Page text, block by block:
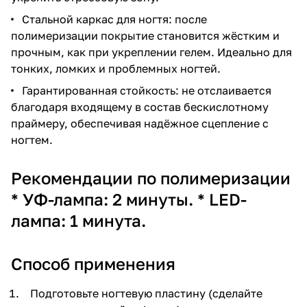
Стальной каркас для ногтя: после
полимеризации покрытие становится жёстким и
прочным, как при укреплении гелем. Идеально для
тонких, ломких и проблемных ногтей.
Гарантированная стойкость: не отслаивается
благодаря входящему в состав бескислотному
праймеру, обеспечивая надёжное сцепление с
ногтем.
Рекомендации по полимеризации
* УФ-лампа: 2 минуты. * LED-
лампа: 1 минута.
Способ применения
Подготовьте ногтевую пластину (сделайте